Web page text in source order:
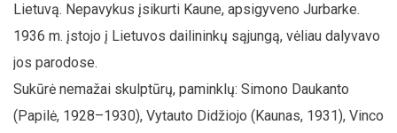
Lietuvą. Nepavykus įsikurti Kaune, apsigyveno Jurbarke.
1936 m. įstojo į Lietuvos dailininkų sąjungą, vėliau dalyvavo
jos parodose.
Sukūrė nemažai skulptūrų, paminklų: Simono Daukanto
(Papilė, 1928–1930), Vytauto Didžiojo (Kaunas, 1931), Vinco